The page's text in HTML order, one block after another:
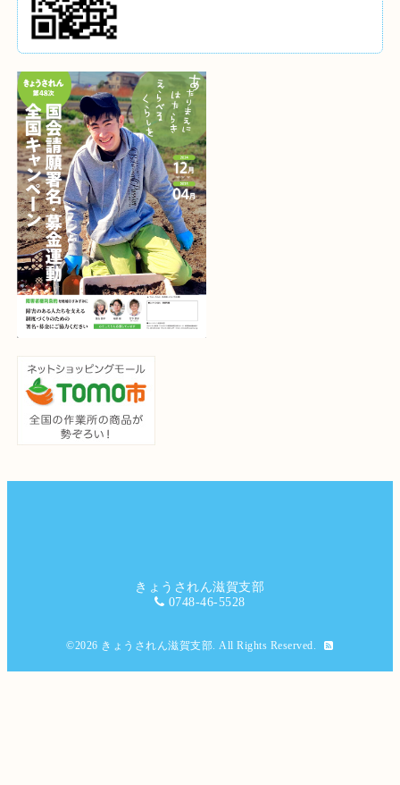
きょうされん滋賀支部
0748-46-5528
©2026 きょうされん滋賀支部. All Rights Reserved.